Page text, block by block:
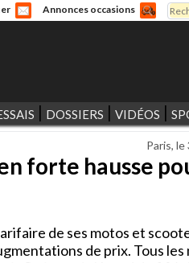
Annonces occasions
DOSSIERS VIDÉOS
Paris, le
forte hausse
de ses motos et
de prix. Tous les